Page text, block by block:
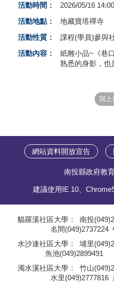
志工與社團
友站連結
校務行政
活動時間：
2026/05/16
活動地點：
地藏寶塔禪寺
活動性質：
課程(學員)參與
活動內容：
紙雕小品~《巷
熟悉的身影，也
網站資料開放宣告
南投縣政府教
建議使用IE 10、
貓羅溪社區大學： 南投
名間(049)2737224
水沙連社區大學： 埔里
魚池(049)2899491
濁水溪社區大學： 竹山
水里(049)2777816